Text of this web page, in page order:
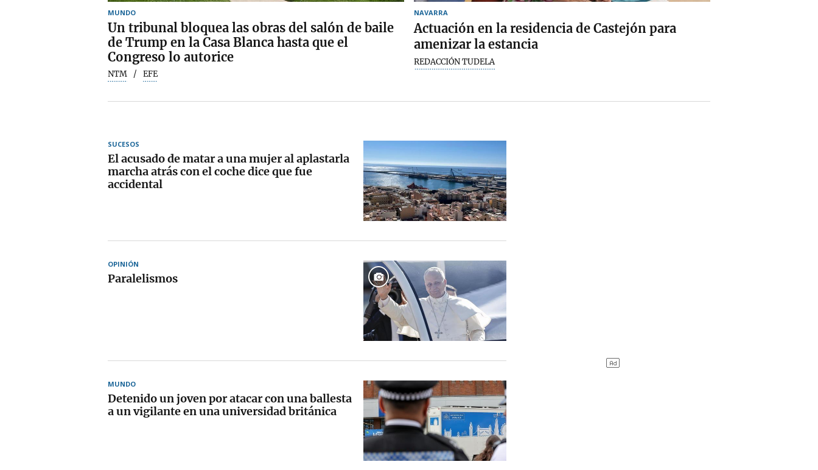
MUNDO
Un tribunal bloquea las obras del salón de baile
de Trump en la Casa Blanca hasta que el
Congreso lo autorice
NTM EFE
NAVARRA
Actuación en la residencia de Castejón para
amenizar la estancia
REDACCIÓN TUDELA
SUCESOS
El acusado de matar a una mujer al aplastarla
marcha atrás con el coche dice que fue
accidental
OPINIÓN
Paralelismos
MUNDO
Detenido un joven por atacar con una ballesta
a un vigilante en una universidad británica